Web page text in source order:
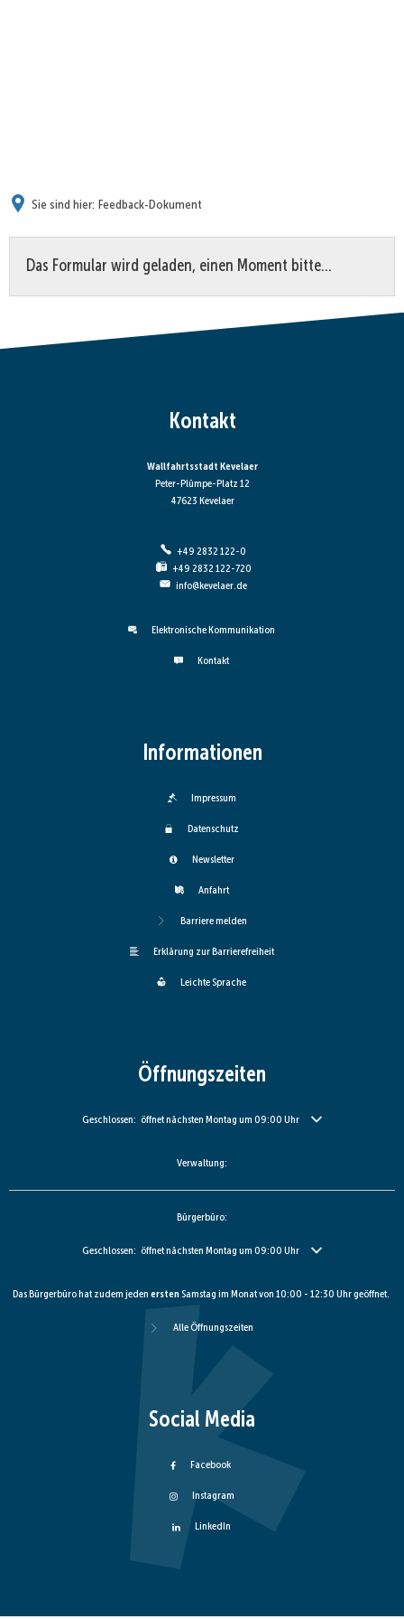
Sie sind hier: Feedback-Dokument
Das Formular wird geladen, einen Moment bitte…
Kontakt
Wallfahrtsstadt Kevelaer
Peter-Plümpe-Platz 12
47623 Kevelaer
+49 2832 122-0
+49 2832 122-720
info@kevelaer.de
Elektronische Kommunikation
Kontakt
Informationen
Impressum
Datenschutz
Newsletter
Anfahrt
Barriere melden
Erklärung zur Barrierefreiheit
Leichte Sprache
Öffnungszeiten
Klicken, um weitere Öffnungs- oder Schließzeiten auszublenden
Geschlossen: öffnet nächsten Montag um 09:00 Uhr
Verwaltung:
Bürgerbüro:
Klicken, um weitere Öffnungs- oder Schließzeiten auszublenden
Geschlossen: öffnet nächsten Montag um 09:00 Uhr
Das Bürgerbüro hat zudem jeden erstenSamstag im Monat von 10:00 - 12:30 Uhr geöffnet.
Alle Öffnungszeiten
Social Media
Facebook
Instagram
LinkedIn